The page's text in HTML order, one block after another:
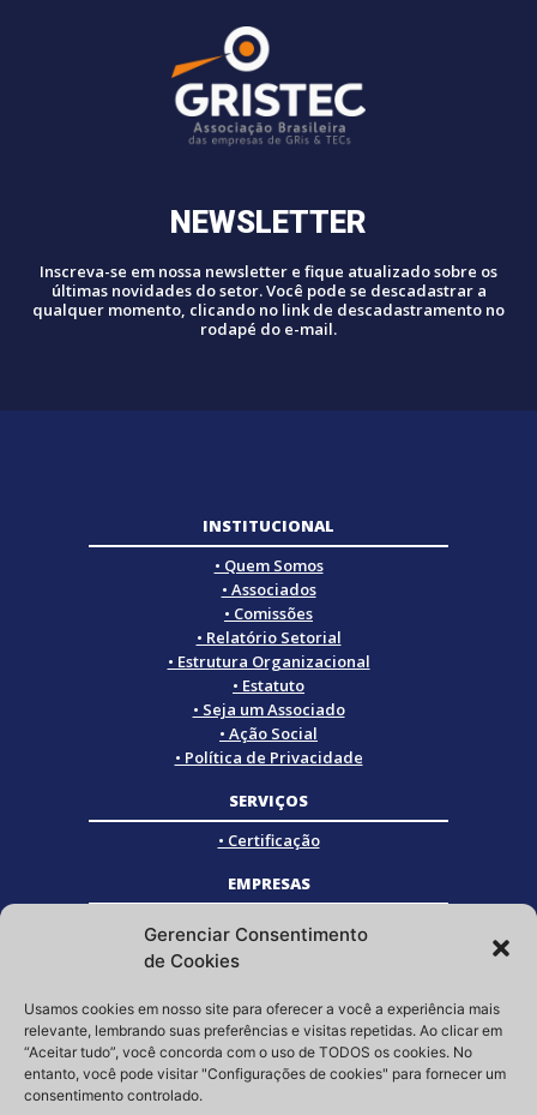
Gerenciar Consentimento
de Cookies
Usamos cookies em nosso site para oferecer a você a experiência mais
relevante, lembrando suas preferências e visitas repetidas. Ao clicar em
“Aceitar tudo”, você concorda com o uso de TODOS os cookies. No
entanto, você pode visitar "Configurações de cookies" para fornecer um
consentimento controlado.
NEWSLETTER
Inscreva-se em nossa newsletter e fique atualizado sobre os
últimas novidades do setor. Você pode se descadastrar a
qualquer momento, clicando no link de descadastramento no
rodapé do e-mail.
INSTITUCIONAL
• Quem Somos
• Associados
• Comissões
• Relatório Setorial
• Estrutura Organizacional
• Estatuto
• Seja um Associado
• Ação Social
• Política de Privacidade
SERVIÇOS
• Certificação
EMPRESAS
• Empresas Associadas
• Empresas Certificadas
• Empresas Parceiras
SOCIAL
Siga a GRISTEC nas redes sociais